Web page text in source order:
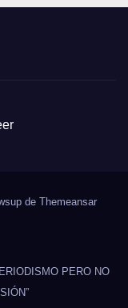
de Themeansar
PERO NO